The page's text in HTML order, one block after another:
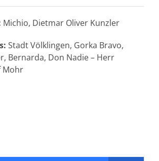
Michio, Dietmar Oliver Kunzler
Stadt Völklingen, Gorka Bravo,
Bernarda, Don Nadie – Herr
Mohr